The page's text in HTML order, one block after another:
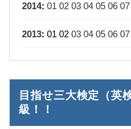
2014: 01 02 03 04 05 06 07
2013: 01 02 03 04 05 06 07
目指せ三大検定（英
級！！